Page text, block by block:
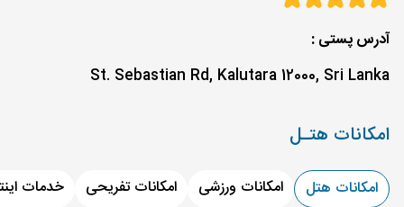
آدرس پستی :
St. Sebastian Rd, Kalutara 12000, Sri Lanka
امکانات هتـل
امکانات هتل امکانات ورزشی امکانات تفریحی خدمات